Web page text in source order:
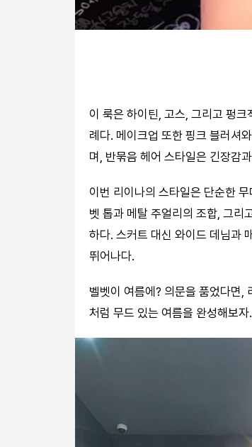
이 룩은 하이틴, 고스, 그리고 펑크
례다. 메이크업 또한 핑크 블러셔
며, 반묶음 헤어 스타일은 긴장감
이번 리이나의 스타일은 단순한
벳 톱과 메탈 주얼리의 조합, 그리
하다. 스커트 대신 와이드 데님과
뛰어나다.
벨벳이 여름에? 의문을 품었다면,
처럼 무드 있는 여름을 완성해보자.